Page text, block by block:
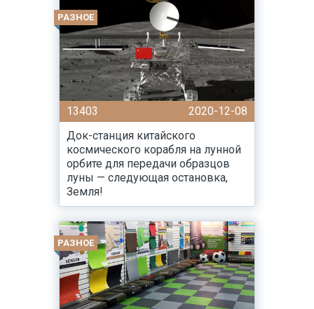
РАЗНОЕ
13403
2020-12-08
Док-станция китайского
космического корабля на лунной
орбите для передачи образцов
луны — следующая остановка,
Земля!
РАЗНОЕ